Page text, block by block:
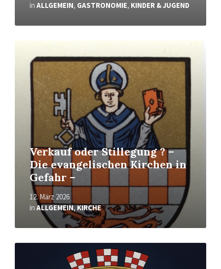
in ALLGEMEIN, GASTRONOMIE, KINDER & JUGEND
Verkauf oder Stillegung ? –
Die evangelischen Kirchen in
Gefahr –
12. März 2026
in ALLGEMEIN,KIRCHE
erfahren
Mehr